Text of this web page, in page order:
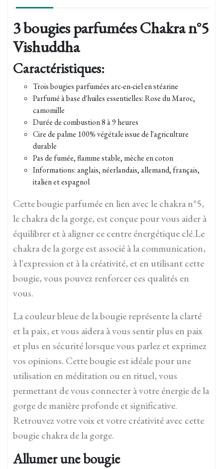
3 bougies parfumées Chakra n°5
Vishuddha
Caractéristiques:
Trois bougies parfumées arc-en-ciel en stéarine
Parfumé à base d'huiles essentielles: Rose du Maroc,
camomille
Durée de combustion 8 à 9 heures
Cire de palme 100% végétale issue de l'agriculture
durable
Pas de fumée, flamme stable, mèche en coton
Informations: anglais, néerlandais, allemand, français,
italien et espagnol
Cette bougie parfumée en lien avec le chakra n°5,
le chakra de la gorge, est conçue pour vous aider à
équilibrer et à aligner ce centre énergétique clé.Le
chakra de la gorge est associé à la communication,
à l'expression et à la créativité, et en utilisant cette
bougie, vous pouvez renforcer ces qualités en
vous.
La couleur bleue de la bougie représente la clarté
et la paix, et vous aidera à vous sentir plus en paix
et plus en sécurité lorsque vous parlez et exprimez
vos opinions. Cette bougie est idéale pour une
utilisation en méditation ou en rituel, vous
permettant de vous connecter à votre énergie de la
gorge de manière profonde et significative.
Retrouvez votre voix et votre créativité avec cette
bougie chakra de la gorge.
Allumer une bougie